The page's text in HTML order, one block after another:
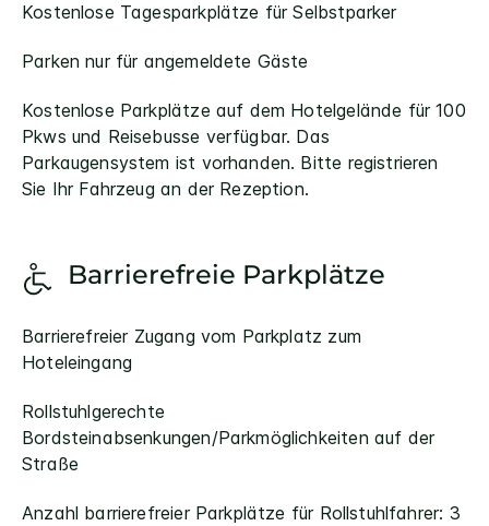
Kostenlose Tagesparkplätze für Selbstparker
Parken nur für angemeldete Gäste
Kostenlose Parkplätze auf dem Hotelgelände für 100
Pkws und Reisebusse verfügbar. Das
Parkaugensystem ist vorhanden. Bitte registrieren
Sie Ihr Fahrzeug an der Rezeption.
Barrierefreie Parkplätze
Barrierefreier Zugang vom Parkplatz zum
Hoteleingang
Rollstuhlgerechte
Bordsteinabsenkungen/Parkmöglichkeiten auf der
Straße
Anzahl barrierefreier Parkplätze für Rollstuhlfahrer: 3